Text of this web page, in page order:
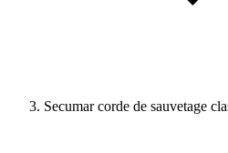
Secumar corde de sauvetage